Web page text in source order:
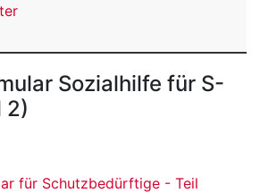
Sozialhilfe für S-
2)
für Schutzbedürftige - Teil